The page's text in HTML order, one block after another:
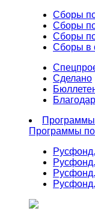
Сборы
Сборы
Сборы
Сборы в
Сделано
Программы
Программы
Русфонд.
Русфонд.
Русфонд.
Русфонд.